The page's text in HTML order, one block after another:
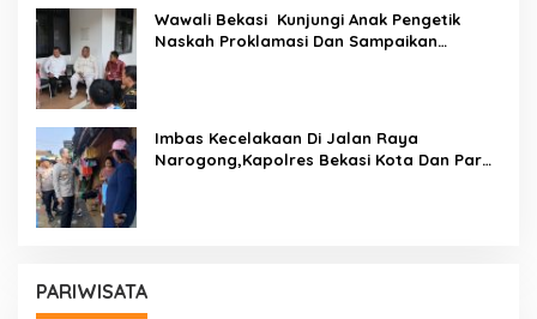
Wawali Bekasi Kunjungi Anak Pengetik
Naskah Proklamasi Dan Sampaikan
Imbas Kecelakaan Di Jalan Raya
Narogong,Kapolres Bekasi Kota Dan Para
PARIWISATA